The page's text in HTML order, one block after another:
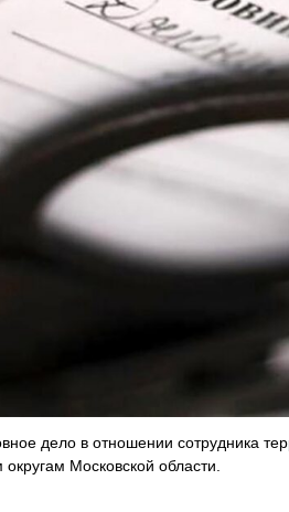
дело в отношении сотрудника
Московской области.